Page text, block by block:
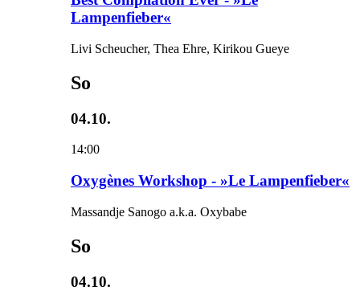
Lampenfieber«
Livi Scheucher, Thea Ehre, Kirikou Gueye
So
04.10.
14:00
Oxygènes Workshop - »Le Lampenfieber«
Massandje Sanogo a.k.a. Oxybabe
So
04.10.